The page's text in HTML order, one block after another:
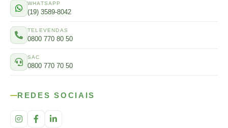
WHATSAPP
(19) 3589-8042
TELEVENDAS
0800 770 80 50
SAC
0800 770 70 50
REDES SOCIAIS